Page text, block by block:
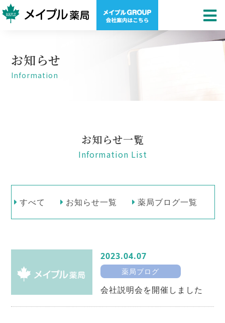
お知らせ
Information
お知らせ一覧
Information List
すべて お知らせ一覧 薬局ブログ一覧
2023.04.07
薬局ブログ
会社説明会を開催しました